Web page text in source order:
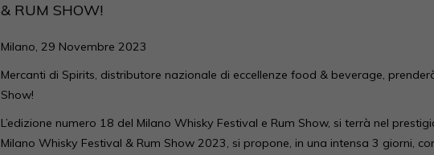
& RUM SHOW!
Milano, 29 Novembre 2023
Mercanti di Spirits, distributore nazionale di eccellenze food & beverage,
Show!
L’edizione numero 18 del Milano Whisky Festival e Rum Show, si terrà nel
Milano Whisky Festival & Rum Show 2023, si propone, in una intensa 3 giorni,